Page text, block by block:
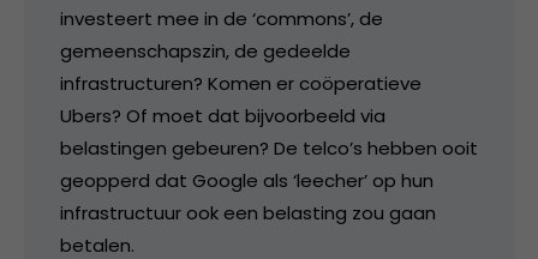
investeert mee in de ‘commons’, de
gemeenschapszin, de gedeelde
infrastructuren? Komen er coöperatieve
Ubers? Of moet dat bijvoorbeeld via
belastingen gebeuren? De telco’s hebben ooit
geopperd dat Google als ‘leecher’ op hun
infrastructuur ook een belasting zou gaan
betalen.